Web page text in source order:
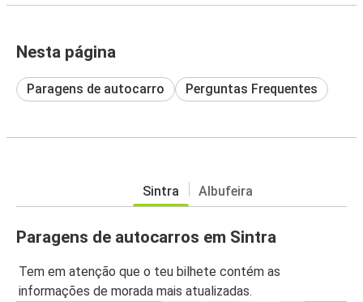
Nesta página
Paragens de autocarro Perguntas Frequentes
Sintra Albufeira
Paragens de autocarros em Sintra
Tem em atenção que o teu bilhete contém as
informações de morada mais atualizadas.